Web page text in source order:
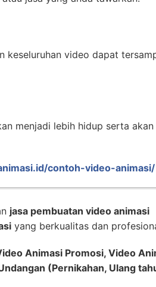
keseluruhan video dapat
menjadi lebih hidup serta akan
contoh-video-animasi/
jasa pembuatan video animasi
yang berkualitas dan
Animasi Promosi, Video
(Pernikahan, Ulang